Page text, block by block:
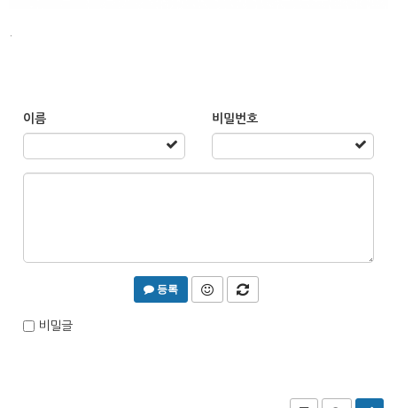
이름 비밀번호
등록
비밀글